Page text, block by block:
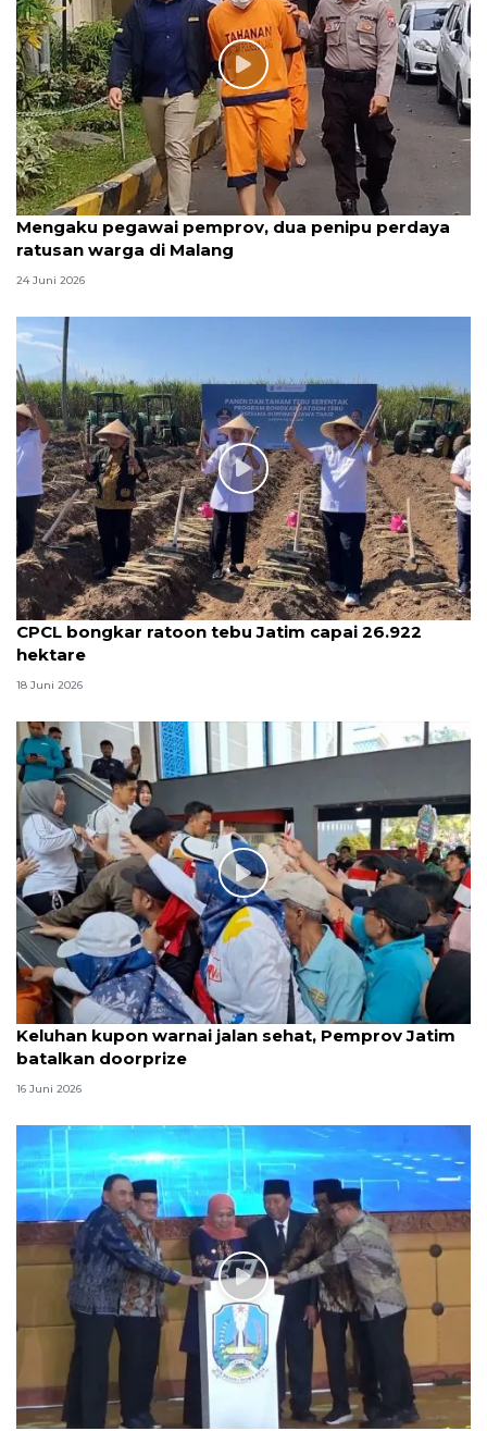
Mengaku pegawai pemprov, dua penipu perdaya
ratusan warga di Malang
24 Juni 2026
CPCL bongkar ratoon tebu Jatim capai 26.922
hektare
18 Juni 2026
Keluhan kupon warnai jalan sehat, Pemprov Jatim
batalkan doorprize
16 Juni 2026